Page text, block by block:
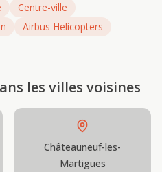
Centre-ville
Airbus Helicopters
les villes voisines
Châteauneuf-les-
Martigues